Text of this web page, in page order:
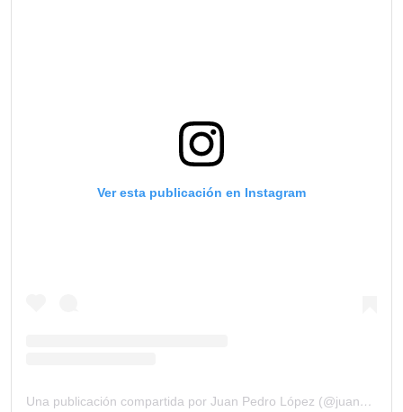
Ver esta publicación en Instagram
Una publicación compartida por Juan Pedro López (@juanpelopez97)